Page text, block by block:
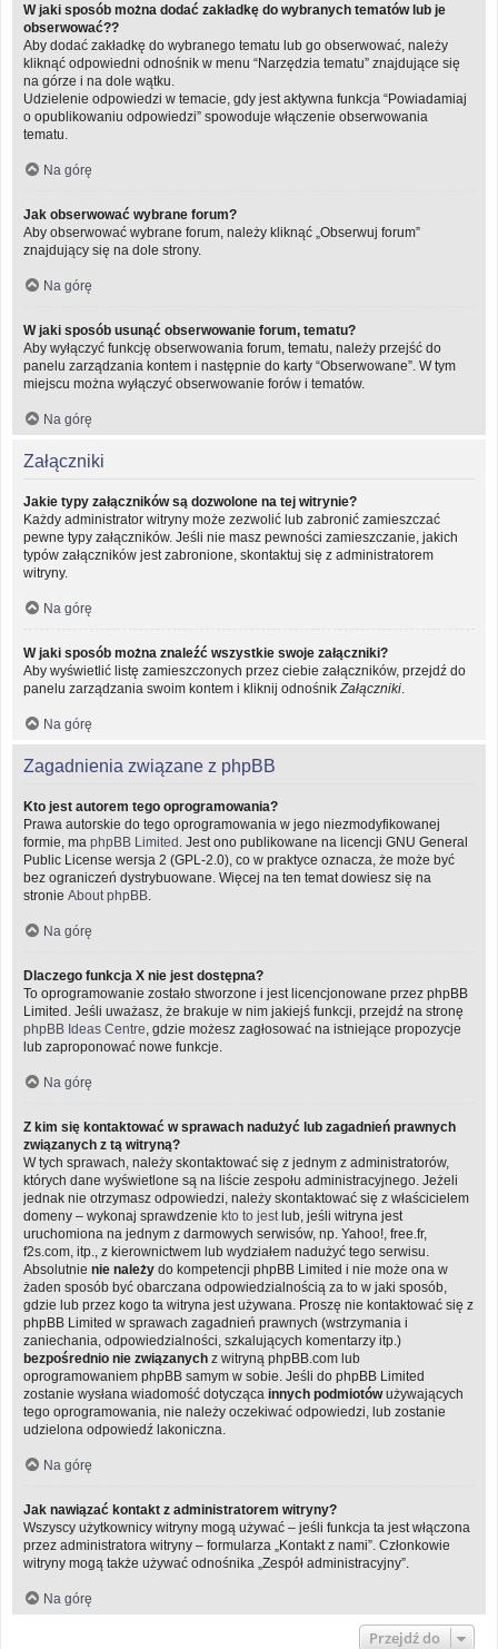
W jaki sposób można dodać zakładkę do wybranych tematów lub je
obserwować??
Aby dodać zakładkę do wybranego tematu lub go obserwować, należy
kliknąć odpowiedni odnośnik w menu “Narzędzia tematu” znajdujące się
na górze i na dole wątku.
Udzielenie odpowiedzi w temacie, gdy jest aktywna funkcja “Powiadamiaj
o opublikowaniu odpowiedzi” spowoduje włączenie obserwowania
tematu.
Na górę
Jak obserwować wybrane forum?
Aby obserwować wybrane forum, należy kliknąć „Obserwuj forum”
znajdujący się na dole strony.
Na górę
W jaki sposób usunąć obserwowanie forum, tematu?
Aby wyłączyć funkcję obserwowania forum, tematu, należy przejść do
panelu zarządzania kontem i następnie do karty “Obserwowane”. W tym
miejscu można wyłączyć obserwowanie forów i tematów.
Na górę
Załączniki
Jakie typy załączników są dozwolone na tej witrynie?
Każdy administrator witryny może zezwolić lub zabronić zamieszczać
pewne typy załączników. Jeśli nie masz pewności zamieszczanie, jakich
typów załączników jest zabronione, skontaktuj się z administratorem
witryny.
Na górę
W jaki sposób można znaleźć wszystkie swoje załączniki?
Aby wyświetlić listę zamieszczonych przez ciebie załączników, przejdź do
panelu zarządzania swoim kontem i kliknij odnośnik Załączniki
Na górę
Zagadnienia związane z phpBB
Kto jest autorem tego oprogramowania?
Prawa autorskie do tego oprogramowania w jego niezmodyfikowanej
formie, ma phpBB Limited . Jest ono publikowane na licencji GNU General
Public License wersja 2 (GPL-2.0), co w praktyce oznacza, że może być
bez ograniczeń dystrybuowane. Więcej na ten temat dowiesz się na
stronie About phpBB
Na górę
Dlaczego funkcja X nie jest dostępna?
To oprogramowanie zostało stworzone i jest licencjonowane przez phpBB
Limited. Jeśli uważasz, że brakuje w nim jakiejś funkcji, przejdź na stronę
phpBB Ideas Centre , gdzie możesz zagłosować na istniejące propozycje
lub zaproponować nowe funkcje.
Na górę
Z kim się kontaktować w sprawach nadużyć lub zagadnień prawnych
związanych z tą witryną?
W tych sprawach, należy skontaktować się z jednym z administratorów,
których dane wyświetlone są na liście zespołu administracyjnego. Jeżeli
jednak nie otrzymasz odpowiedzi, należy skontaktować się z właścicielem
domeny – wykonaj sprawdzenie kto to jest lub, jeśli witryna jest
uruchomiona na jednym z darmowych serwisów, np. Yahoo!, free.fr,
f2s.com, itp., z kierownictwem lub wydziałem nadużyć tego serwisu.
Absolutnie nie należy do kompetencji phpBB Limited i nie może ona w
żaden sposób być obarczana odpowiedzialnością za to w jaki sposób,
gdzie lub przez kogo ta witryna jest używana. Proszę nie kontaktować się z
phpBB Limited w sprawach zagadnień prawnych (wstrzymania i
zaniechania, odpowiedzialności, szkalujących komentarzy itp.)
bezpośrednio nie związanych z witryną phpBB.com lub
oprogramowaniem phpBB samym w sobie. Jeśli do phpBB Limited
zostanie wysłana wiadomość dotycząca innych podmiotówużywających
tego oprogramowania, nie należy oczekiwać odpowiedzi, lub zostanie
udzielona odpowiedź lakoniczna.
Na górę
Jak nawiązać kontakt z administratorem witryny?
Wszyscy użytkownicy witryny mogą używać – jeśli funkcja ta jest włączona
przez administratora witryny – formularza „Kontakt z nami”. Członkowie
witryny mogą także używać odnośnika „Zespół administracyjny”.
Na górę
Przejdź do